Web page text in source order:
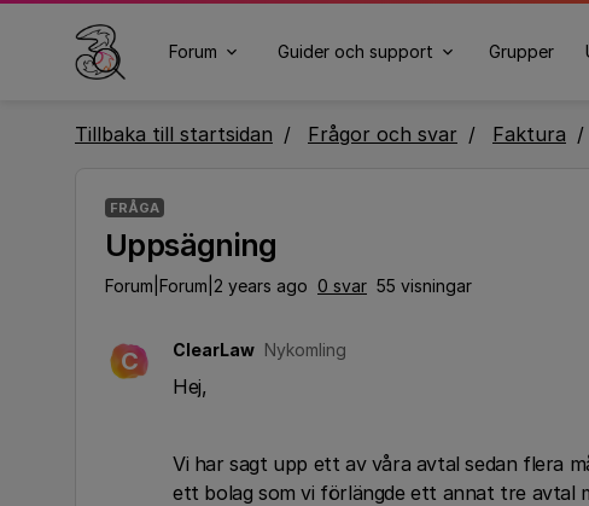
Forum Guider och support Grupper
Tillbaka till startsidan Frågor och svar Faktura
FRÅGA
Uppsägning
Forum|Forum|2 years ago 0 svar 55 visningar
C ClearLaw Nykomling
Hej,
Vi har sagt upp ett av våra avtal sedan flera
ett bolag som vi förlängde ett annat tre